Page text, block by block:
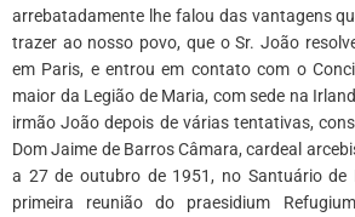
arrebatadamente lhe falou das vantagens
trazer ao nosso povo, que o Sr. João
em Paris, e entrou em contato com o
maior da Legião de Maria, com sede na
irmão João depois de várias tentativas,
Dom Jaime de Barros Câmara, cardeal
a 27 de outubro de 1951, no Santuário de
primeira reunião do praesidium